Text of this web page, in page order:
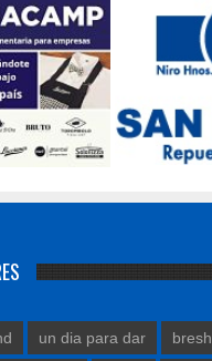
un dia para dar bresh